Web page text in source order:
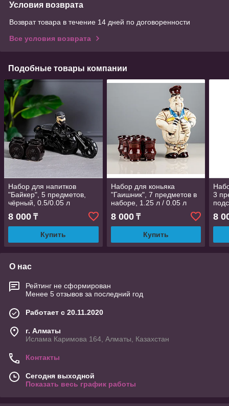
Условия возврата
Возврат товара в течение 14 дней по договоренности
Все условия возврата
Подобные товары компании
Набор для напитков
"Байкер", 5 предметов,
чёрный, 0.5/0.05 л
8 000 ₸
Купить
Набор для коньяка
"Гаишник", 7 предметов в
наборе, 1.25 л / 0.05 л
8 000₸
Купить
3
8
О нас
Рейтинг не сформирован
Менее 5 отзывов за последний год
Работает с 20.11.2020
г. Алматы
Ислама Каримова 164, Алматы, Казахстан
Контакты
Сегодня выходной
Показать весь график работы